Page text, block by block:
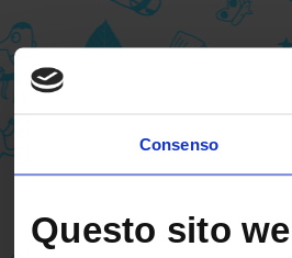
Consenso
Questo sito